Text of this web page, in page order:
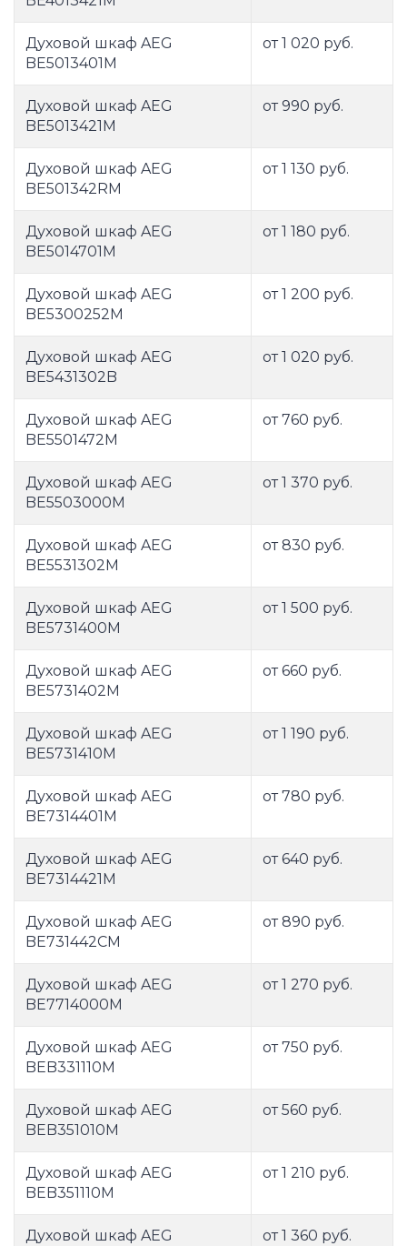
Духовой шкаф AEG
BE5013401M
от 1 020 руб.
Духовой шкаф AEG
BE5013421M
от 990 руб.
Духовой шкаф AEG
BE501342RM
от 1 130 руб.
Духовой шкаф AEG
BE5014701M
от 1 180 руб.
Духовой шкаф AEG
BE5300252M
от 1 200 руб.
Духовой шкаф AEG
BE5431302B
от 1 020 руб.
Духовой шкаф AEG
BE5501472M
от 760 руб.
Духовой шкаф AEG
BE5503000M
от 1 370 руб.
Духовой шкаф AEG
BE5531302M
от 830 руб.
Духовой шкаф AEG
BE5731400M
от 1 500 руб.
Духовой шкаф AEG
BE5731402M
от 660 руб.
Духовой шкаф AEG
BE5731410M
от 1 190 руб.
Духовой шкаф AEG
BE7314401M
от 780 руб.
Духовой шкаф AEG
BE7314421M
от 640 руб.
Духовой шкаф AEG
BE731442CM
от 890 руб.
Духовой шкаф AEG
BE7714000M
от 1 270 руб.
Духовой шкаф AEG
BEB331110M
от 750 руб.
Духовой шкаф AEG
BEB351010M
от 560 руб.
Духовой шкаф AEG
BEB351110M
от 1 210 руб.
Духовой шкаф AEG
от 1 360 руб.